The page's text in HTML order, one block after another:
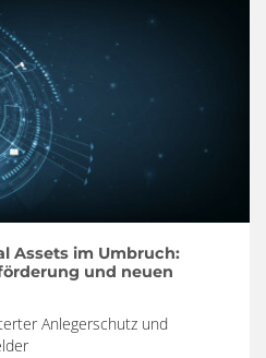
Assets im Umbruch:
und neuen
Anlegerschutz und